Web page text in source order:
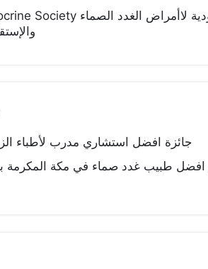
جائزة افضل استشاري مدرب لأطباء الزمالة
افضل طبيب غدد صماء في مكة المكرمة